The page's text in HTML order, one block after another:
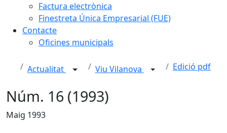
Factura electrònica
Finestreta Única Empresarial (FUE)
Contacte
Oficines municipals
Actualitat Viu Vilanova Edició pdf
Núm. 16 (1993)
Maig 1993